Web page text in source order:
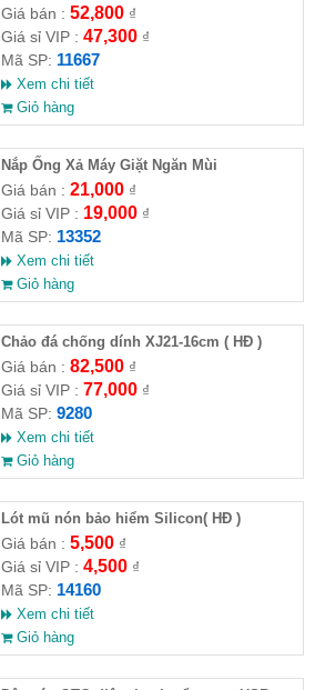
VAT )
Giá bán : 52,800₫
Giá sỉ VIP : 47,300₫
Mã SP: 11667
Xem chi tiết
Giỏ hàng
Nắp Ống Xả Máy Giặt Ngăn Mùi
Giá bán : 21,000₫
Giá sỉ VIP : 19,000₫
Mã SP: 13352
Xem chi tiết
Giỏ hàng
Chảo đá chống dính XJ21-16cm ( HĐ )
Giá bán : 82,500₫
Giá sỉ VIP : 77,000₫
Mã SP: 9280
Xem chi tiết
Giỏ hàng
Lót mũ nón bảo hiểm Silicon( HĐ )
Giá bán : 5,500₫
Giá sỉ VIP : 4,500₫
Mã SP: 14160
Xem chi tiết
Giỏ hàng